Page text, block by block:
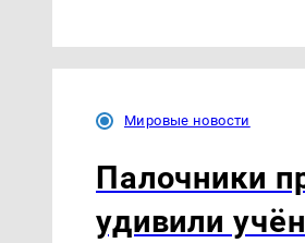
Мировые новости
Палочники
удивили